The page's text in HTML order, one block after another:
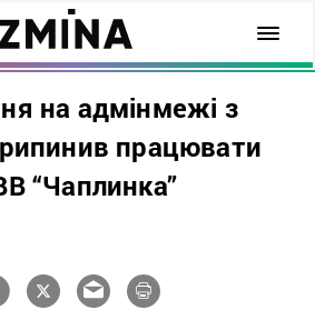
на адмінмежі з
працювати
“Чаплинка”